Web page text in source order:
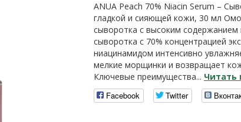
ANUA Peach 70% Niacin Serum –
гладкой и сияющей кожи, 30 мл
сыворотка с высоким содержанием
сыворотка с 70% концентрацией
ниацинамидом интенсивно
мелкие морщинки и возвращает
Ключевые преимущества... Читать
Facebook
Twitter